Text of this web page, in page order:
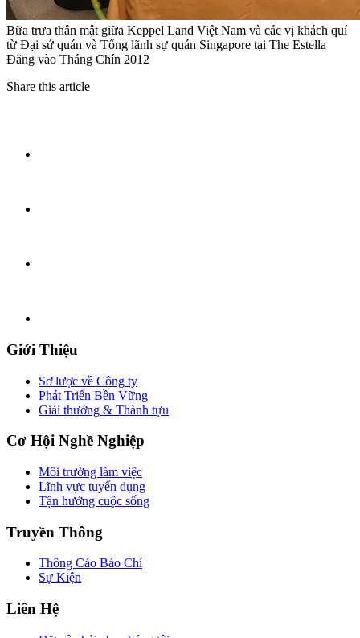
Bữa trưa thân mật giữa Keppel Land Việt Nam và các vị khách quí
từ Đại sứ quán và Tổng lãnh sự quán Singapore tại The Estella
Đăng vào Tháng Chín 2012
Share this article
Giới Thiệu
Sơ lược về Công ty
Phát Triển Bền Vững
Giải thưởng & Thành tựu
Cơ Hội Nghề Nghiệp
Môi trường làm việc
Lĩnh vực tuyển dụng
Tận hưởng cuộc sống
Truyền Thông
Thông Cáo Báo Chí
Sự Kiện
Liên Hệ